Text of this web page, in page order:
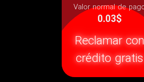
Valor normal de
0.03$
Reclamar con
crédito gratis